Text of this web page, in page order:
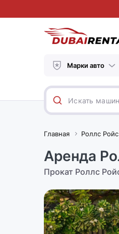
Марки авто
Главная Роллс Ройс
Аренда
Прокат Роллс